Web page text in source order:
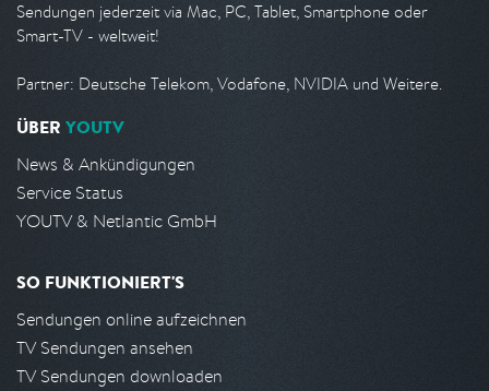
Sendungen jederzeit via Mac, PC, Tablet, Smartphone oder
Smart-TV - weltweit!
Partner: Deutsche Telekom, Vodafone, NVIDIA und Weitere.
ÜBER YOUTV
News & Ankündigungen
Service Status
YOUTV & Netlantic GmbH
SO FUNKTIONIERT'S
Sendungen online aufzeichnen
TV Sendungen ansehen
TV Sendungen downloaden